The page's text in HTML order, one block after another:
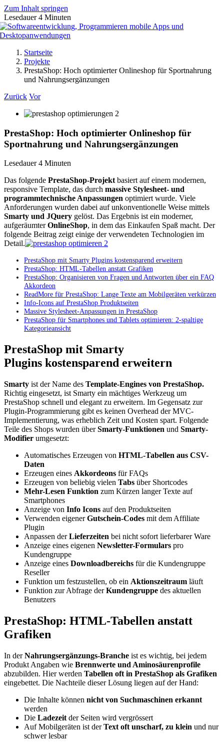
Zum Inhalt springen
Lesedauer 4 Minuten
Startseite
Projekte
PrestaShop: Hoch optimierter Onlineshop für Sportnahrung
und Nahrungsergänzungen
Zurück Vor
PrestaShop: Hoch optimierter Onlineshop für
Sportnahrung und Nahrungsergänzungen
Lesedauer 4 Minuten
Das folgende PrestaShop-Projektbasiert auf einem modernen,
responsive Template, das durch massive Stylesheet- und
programmtechnische Anpassungen optimiert wurde. Viele
Anforderungen wurden dabei auf unkonventionelle Weise mittels
Smarty und JQuery gelöst. Das Ergebnis ist ein moderner,
aufgeräumterOnlineShop, in dem das Einkaufen Spaß macht. Der
folgende Beitrag zeigt einige der verwendeten Technologien im
Detail.
PrestaShop mit Smarty Plugins kostensparend erweitern
PrestaShop: HTML-Tabellen anstatt Grafiken
PrestaShop: Organisieren von Fragen und Antworten über ein FAQ
Akkordeon
ReadMore für PrestaShop: Lange Texte am Mobilgeräten verkürzen
Info-Icons auf PrestaShop Produktseiten
Massive Stylesheet-Anpassungen in PrestaShop
PrestaShop für Smartphones und Tablets optimieren: 2-spaltige
Kategorieansicht
PrestaShop mit Smarty
Plugins kostensparend erweitern
Smarty ist der Name des Template-Engines von PrestaShop.
Richtig eingesetzt, ist Smarty ein mächtiges Werkzeug um
PrestaShop schnell und elegant zu erweitern. Im Gegensatz zur
Plugin-Programmierung gibt es keinen Overhead der MVC-
Implementierung, was erheblich Zeit und Kosten spart. Folgende
Teile des Shops wurden überSmarty-Funktionen und Smarty-
Modifier umgesetzt:
Automatisches Erzeugen von HTML-Tabellen aus CSV-
Daten
Erzeugen eines Akkordeons für FAQs
Erzeugen von beliebig vielen Tabs über Shortcodes
Mehr-Lesen Funktion zum Kürzen langer Texte auf
Smartphones
Anzeige von Info Icons auf den Produktseiten
Verwenden eigenerGutschein-Codes mit dem Affiliate
Plugin
Anpassen derLieferzeiten bei nicht sofort lieferbarer Ware
Anzeige eines eigenen Newsletter-Formulars pro
Kundengruppe
Anzeige eines Downloadbereichs für die Kundengruppe
Reseller
Funktion um festzustellen, ob ein Aktionszeitraum läuft
Funktion zur Abfrage derKundengruppe des aktuellen
Benutzers
PrestaShop: HTML-Tabellen anstatt
Grafiken
In derNahrungsergänzungs-Branche ist es wichtig, bei jedem
Produkt Angaben wie Brennwerte und Aminosäurenprofile
abzubilden. Hier werden Tabellen oft in PrestaShop als Grafiken
eingebettet. Die Nachteile dieser Lösung liegen auf der Hand:
Die Inhalte können nicht von Suchmaschinen erkannt
werden
Die Ladezeit der Seiten wird vergrössert
Auf Mobilgeräten ist derText oft unscharf, zu klein und nur
schwer lesbar